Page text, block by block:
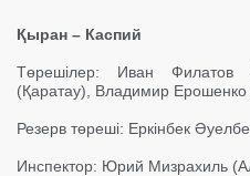
Қыран – Каспий
Төрешілер: Иван
(Қаратау), Владимир Ерошенко
Резерв төреші: Еркінбек
Инспектор: Юрий Мизрахиль